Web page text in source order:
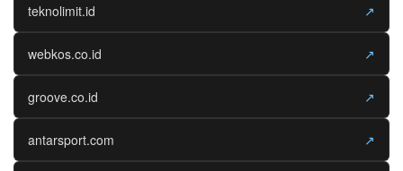
teknolimit.id ↗
webkos.co.id ↗
groove.co.id ↗
antarsport.com ↗